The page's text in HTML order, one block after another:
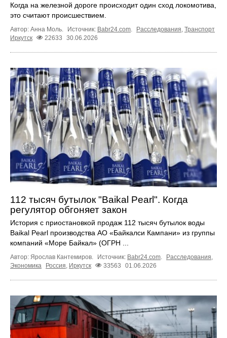
Когда на железной дороге происходит один сход локомотива,
это считают происшествием.
Автор: Анна Моль. Источник: Babr24.com Расследования Транспорт
Иркутск
22633 30.06.2026
112 тысяч бутылок "Baikal Pearl". Когда
регулятор обгоняет закон
История с приостановкой продаж 112 тысяч бутылок воды
Baikal Pearl производства АО «Байкалси Кампани» из группы
компаний «Море Байкал» (ОГРН ...
Автор: Ярослав Кантемиров. Источник: Babr24.com. Расследования,
Экономика
Россия, Иркутск 33563 01.06.2026